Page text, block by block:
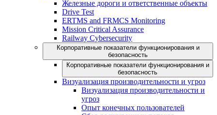
Железные дороги и ответственные объекты
Drive Test
ERTMS and FRMCS Monitoring
Mission Critical Assurance
Railway Cybersecurity
Корпоративные показатели функционирования и
безопасность
Корпоративные показатели функционирования и
безопасность
Визуализация производительности и угроз
Визуализация производительности и
угроз
Опыт конечных пользователей